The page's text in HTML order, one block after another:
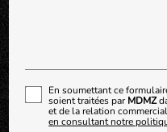
En soumettant ce
soient traitées par MDMZ
et de la relation
en consultant notre